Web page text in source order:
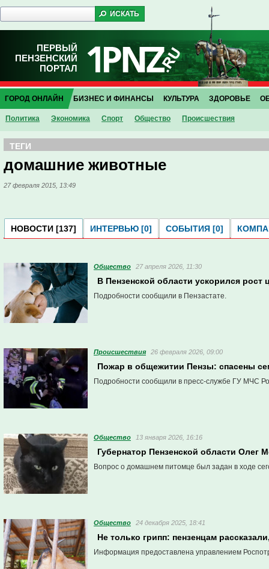
ПЕРВЫЙ
ПЕНЗЕНСКИЙ
ПОРТАЛ
ГОРОД ОНЛАЙН
Политика Экономика Спорт Общество Проиcшествия
БИЗНЕС И ФИНАНСЫ КУЛЬТУРА ЗДОРОВЬЕ
ТЕГИ
домашние животные
27 февраля 2015, 13:49
НОВОСТИ [137] ИНТЕРВЬЮ [0] СОБЫТИЯ [0]
Общество 27 апреля 2026, 11:30
В Пензенской области ускорился
Подробности сообщили в Пензастате.
Проиcшествия 26 февраля 2026, 09:00
Пожар в общежитии Пензы: спасены
Подробности сообщили в пресс-службе ГУ МЧС
Общество 13 января 2026, 16:16
Губернатор Пензенской области Олег
Вопрос о домашнем питомце был задан в ходе
Общество 24 декабря 2025, 18:41
Не только грипп: пензенцам
Информация предоставлена управлением